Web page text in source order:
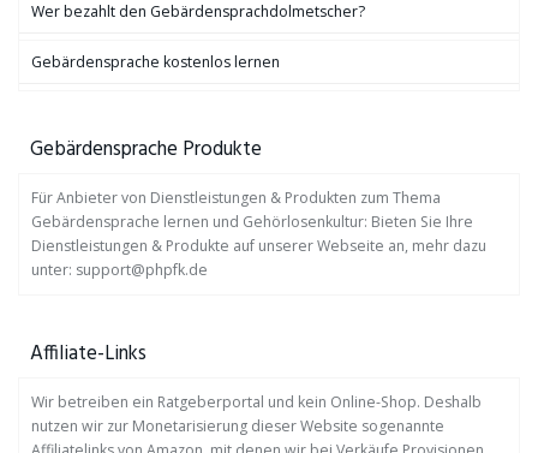
Wer bezahlt den Gebärdensprachdolmetscher?
Gebärdensprache kostenlos lernen
Gebärdensprache Produkte
Für Anbieter von Dienstleistungen & Produkten zum Thema
Gebärdensprache lernen und Gehörlosenkultur: Bieten Sie Ihre
Dienstleistungen & Produkte auf unserer Webseite an, mehr dazu
unter: support@phpfk.de
Affiliate-Links
Wir betreiben ein Ratgeberportal und kein Online-Shop. Deshalb
nutzen wir zur Monetarisierung dieser Website sogenannte